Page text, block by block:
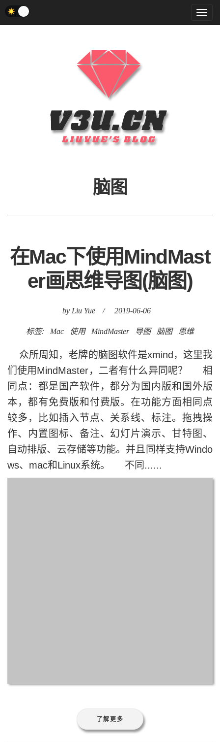
菜
单
脑图
在Mac下使用MindMast
er画思维导图(脑图)
by Liu Yue / 2019-06-06
标签: Mac 使用 MindMaster 导图 脑图 思维
众所周知，老牌的脑图软件是xmind，这里我
们使用MindMaster，二者有什么异同呢？ 相
同点：都是国产软件，都分为国内版和国外版
本，都有免费版和付费版。在功能方面相同点
较多，比如插入节点、关系线、标注。拖拽操
作、内置图标、备注、幻灯片演示、甘特图、
自动排版、云存储等功能。并且同样支持Windo
ws、mac和Linux系统。 不同......
社交内容平台